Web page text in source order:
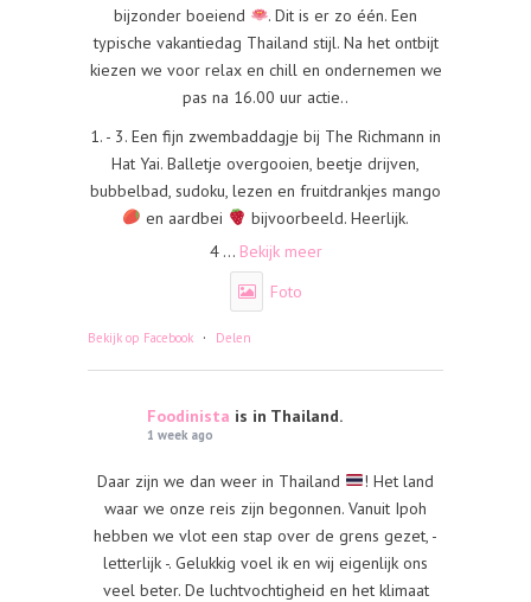
bijzonder boeiend
. Dit is er zo één. Een
typische vakantiedag Thailand stijl. Na het ontbijt
kiezen we voor relax en chill en ondernemen we
pas na 16.00 uur actie..
1. - 3. Een fijn zwembaddagje bij The Richmann in
Hat Yai. Balletje overgooien, beetje drijven,
bubbelbad, sudoku, lezen en fruitdrankjes mango
en aardbei
bijvoorbeeld. Heerlijk.
4 ... Bekijk meer
Foto
Bekijk op Facebook · Delen
Foodinista is in Thailand.
1 week ago
Daar zijn we dan weer in Thailand
! Het land
waar we onze reis zijn begonnen. Vanuit Ipoh
hebben we vlot een stap over de grens gezet, -
letterlijk -. Gelukkig voel ik en wij eigenlijk ons
veel beter. De luchtvochtigheid en het klimaat